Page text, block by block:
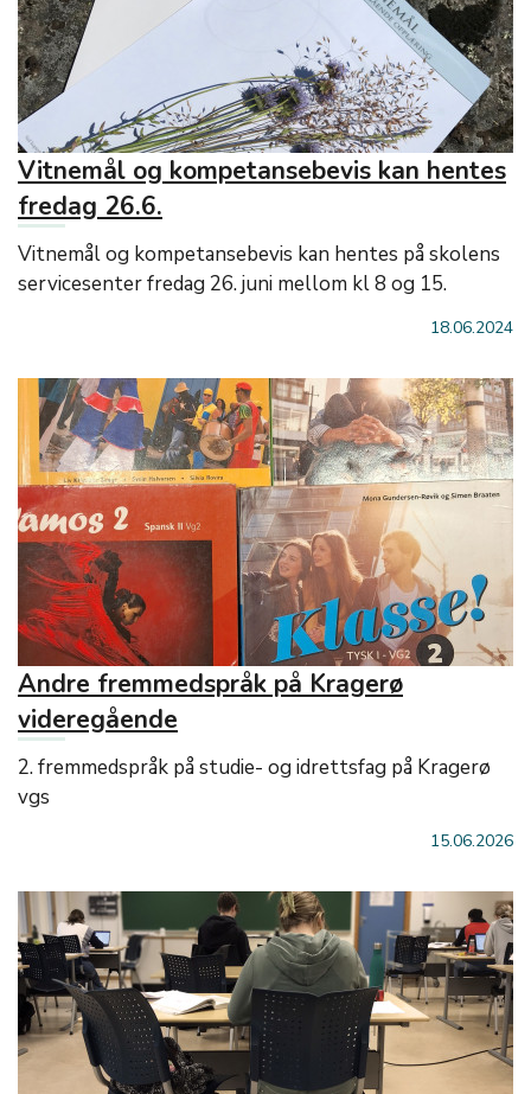
Vitnemål og kompetansebevis kan hentes
fredag 26.6.
Vitnemål og kompetansebevis kan hentes på skolens
servicesenter fredag 26. juni mellom kl 8 og 15.
18.06.2024
Andre fremmedspråk på Kragerø
videregående
2. fremmedspråk på studie- og idrettsfag på Kragerø
vgs
15.06.2026